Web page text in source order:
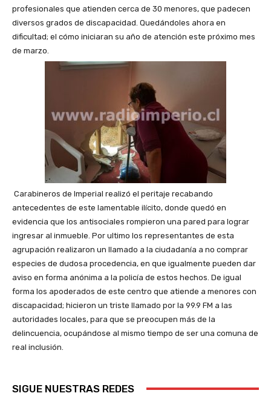
profesionales que atienden cerca de 30 menores, que padecen
diversos grados de discapacidad. Quedándoles ahora en
dificultad; el cómo iniciaran su año de atención este próximo mes
de marzo.
Carabineros de Imperial realizó el peritaje recabando
antecedentes de este lamentable ilícito, donde quedó en
evidencia que los antisociales rompieron una pared para lograr
ingresar al inmueble. Por ultimo los representantes de esta
agrupación realizaron un llamado a la ciudadanía a no comprar
especies de dudosa procedencia, en que igualmente pueden dar
aviso en forma anónima a la policía de estos hechos. De igual
forma los apoderados de este centro que atiende a menores con
discapacidad; hicieron un triste llamado por la 99.9 FM a las
autoridades locales, para que se preocupen más de la
delincuencia, ocupándose al mismo tiempo de ser una comuna de
real inclusión.
SIGUE NUESTRAS REDES